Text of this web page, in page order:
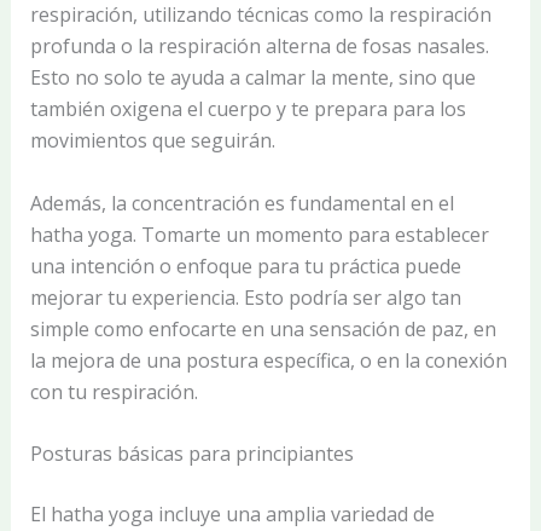
respiración, utilizando técnicas como la respiración
profunda o la respiración alterna de fosas nasales.
Esto no solo te ayuda a calmar la mente, sino que
también oxigena el cuerpo y te prepara para los
movimientos que seguirán.
Además, la concentración es fundamental en el
hatha yoga. Tomarte un momento para establecer
una intención o enfoque para tu práctica puede
mejorar tu experiencia. Esto podría ser algo tan
simple como enfocarte en una sensación de paz, en
la mejora de una postura específica, o en la conexión
con tu respiración.
Posturas básicas para principiantes
El hatha yoga incluye una amplia variedad de